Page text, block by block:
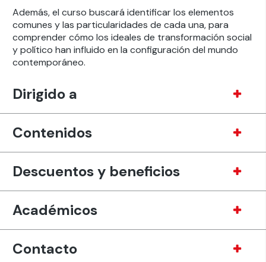
Además, el curso buscará identificar los elementos
comunes y las particularidades de cada una, para
comprender cómo los ideales de transformación social
y político han influido en la configuración del mundo
contemporáneo.
Dirigido a
Contenidos
Descuentos y beneficios
Académicos
Contacto